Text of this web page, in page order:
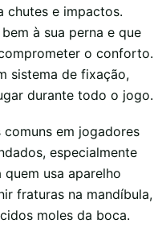
chutes e impactos.
à sua perna e que
o conforto.
sistema de fixação,
durante todo o jogo.
comuns em jogadores
especialmente
usa aparelho
fraturas na mandíbula,
moles da boca.